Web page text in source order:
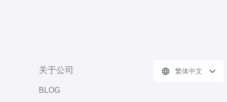
关于公司
BLOG
繁体中文